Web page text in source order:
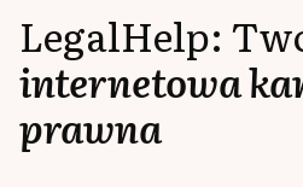
LegalHelp:
internetowa
prawna